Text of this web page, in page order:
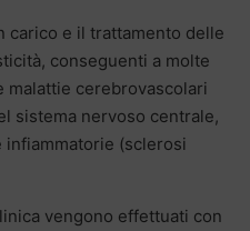
carico e il trattamento delle
conseguenti a molte
malattie cerebrovascolari
sistema nervoso centrale,
(sclerosi
vengono effettuati con